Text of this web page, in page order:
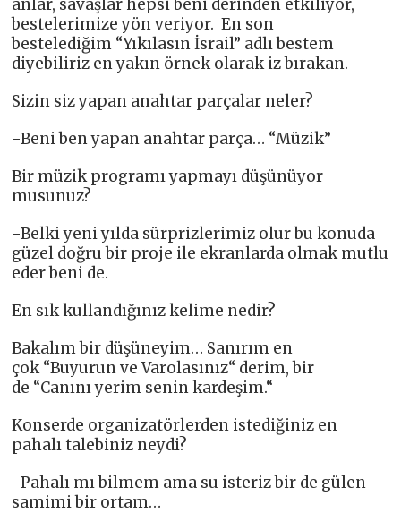
anlar, savaşlar hepsi beni derinden etkiliyor,
bestelerimize yön veriyor. En son
bestelediğim “Yıkılasın İsrail” adlı bestem
diyebiliriz en yakın örnek olarak iz bırakan.
Sizin siz yapan anahtar parçalar neler?
-Beni ben yapan anahtar parça… “Müzik”
Bir müzik programı yapmayı düşünüyor
musunuz?
-Belki yeni yılda sürprizlerimiz olur bu konuda
güzel doğru bir proje ile ekranlarda olmak mutlu
eder beni de.
En sık kullandığınız kelime nedir?
Bakalım bir düşüneyim… Sanırım en
çok “Buyurun ve Varolasınız“ derim, bir
de “Canını yerim senin kardeşim.“
Konserde organizatörlerden istediğiniz en
pahalı talebiniz neydi?
-Pahalı mı bilmem ama su isteriz bir de gülen
samimi bir ortam…